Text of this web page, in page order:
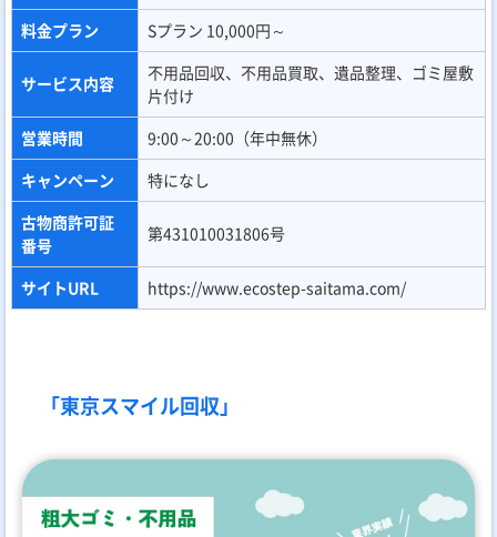
料金プラン Sプラン 10,000円～
サービス内容
不用品回収、不用品買取、遺品整理、ゴミ屋敷
片付け
営業時間
9:00～20:00（年中無休）
キャンペーン
特になし
古物商許可証
番号
第431010031806号
サイトURL https://www.ecostep-saitama.com/
「東京スマイル回収」